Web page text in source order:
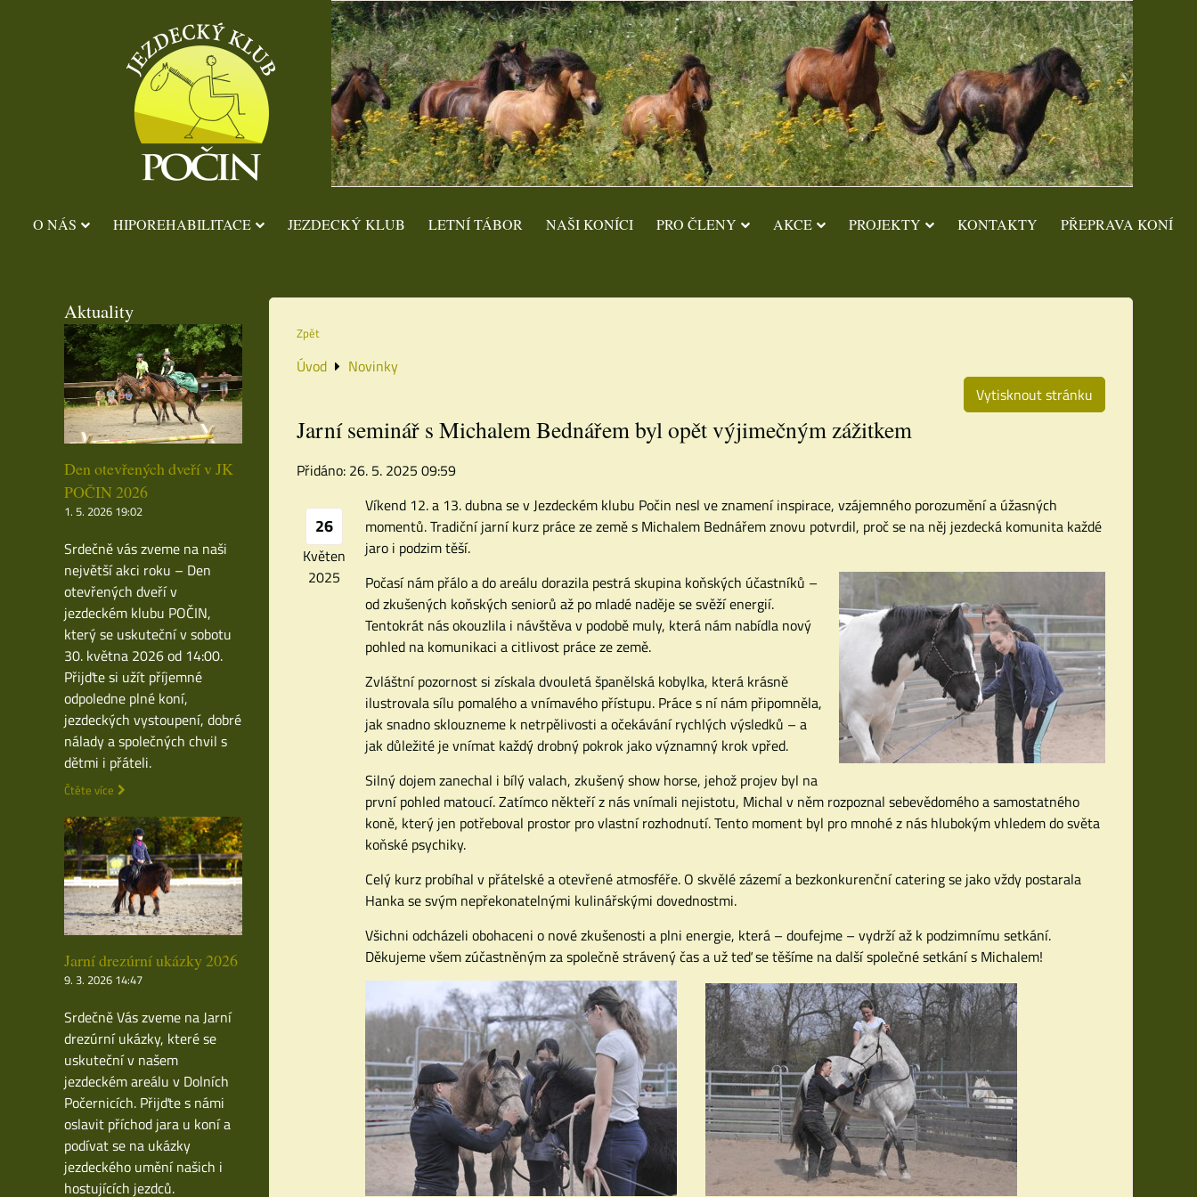
O NÁS HIPOREHABILITACE JEZDECKÝ KLUB LETNÍ TÁBOR NAŠI KONÍCI PRO ČLENY AKCE PROJEKTY KONTAKTY PŘEPRAVA KONÍ
Zpět
Úvod
Novinky
Vytisknout stránku
Jarní seminář s Michalem Bednářem byl opět výjimečným zážitkem
Přidáno: 26. 5. 2025 09:59
26
Květen
2025
Víkend 12. a 13. dubna se v Jezdeckém klubu Počin nesl ve znamení inspirace, vzájemného porozumění a úžasných
momentů. Tradiční jarní kurz práce ze země s Michalem Bednářem znovu potvrdil, proč se na něj jezdecká komunita každé
jaro i podzim těší.
Počasí nám přálo a do areálu dorazila pestrá skupina koňských účastníků –
od zkušených koňských seniorů až po mladé naděje se svěží energií.
Tentokrát nás okouzlila i návštěva v podobě muly, která nám nabídla nový
pohled na komunikaci a citlivost práce ze země.
Zvláštní pozornost si získala dvouletá španělská kobylka, která krásně
ilustrovala sílu pomalého a vnímavého přístupu. Práce s ní nám připomněla,
jak snadno sklouzneme k netrpělivosti a očekávání rychlých výsledků – a
jak důležité je vnímat každý drobný pokrok jako významný krok vpřed.
Silný dojem zanechal i bílý valach, zkušený show horse, jehož projev byl na
první pohled matoucí. Zatímco někteří z nás vnímali nejistotu, Michal v něm rozpoznal sebevědomého a samostatného
koně, který jen potřeboval prostor pro vlastní rozhodnutí. Tento moment byl pro mnohé z nás hlubokým vhledem do světa
koňské psychiky.
Celý kurz probíhal v přátelské a otevřené atmosféře. O skvělé zázemí a bezkonkurenční catering se jako vždy postarala
Hanka se svým nepřekonatelnými kulinářskými dovednostmi.
Všichni odcházeli obohaceni o nové zkušenosti a plni energie, která – doufejme – vydrží až k podzimnímu setkání.
Děkujeme všem zúčastněným za společně strávený čas a už teď se těšíme na další společné setkání s Michalem!
Aktuality
Den otevřených dveří v JK
POČIN 2026
1. 5. 2026 19:02
Srdečně vás zveme na naši
největší akci roku – Den
otevřených dveří v
jezdeckém klubu POČIN,
který se uskuteční v sobotu
30. května 2026 od 14:00.
Přijďte si užít příjemné
odpoledne plné koní,
jezdeckých vystoupení, dobré
nálady a společných chvil s
dětmi i přáteli.
Čtěte více
Jarní drezúrní ukázky 2026
9. 3. 2026 14:47
Srdečně Vás zveme na Jarní
drezúrní ukázky, které se
uskuteční v našem
jezdeckém areálu v Dolních
Počernicích. Přijďte s námi
oslavit příchod jara u koní a
podívat se na ukázky
jezdeckého umění našich i
hostujících jezdců.